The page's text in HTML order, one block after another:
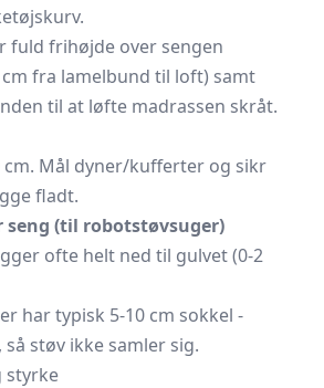
fuld frihøjde over sengen
cm fra lamelbund til loft) samt
til at løfte madrassen skråt.
cm. Mål dyner/kufferter og sikr
fladt.
seng (til robotstøvsuger)
ofte helt ned til gulvet (0-2
har typisk 5-10 cm sokkel -
støv ikke samler sig.
styrke